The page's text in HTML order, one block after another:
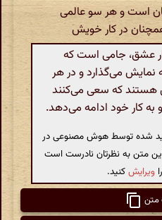
است و هر سو عالمی
همچنان در کار خویش
عشق، جامی است که
نمایش می‌گذارد و در هر
هستند که سعی می‌کنند
او به کار خود ادامه می‌دهد.
شده توسط هوش مصنوعی در
این متن به نظرتان نادرست است
ویرایشکنید.
متن